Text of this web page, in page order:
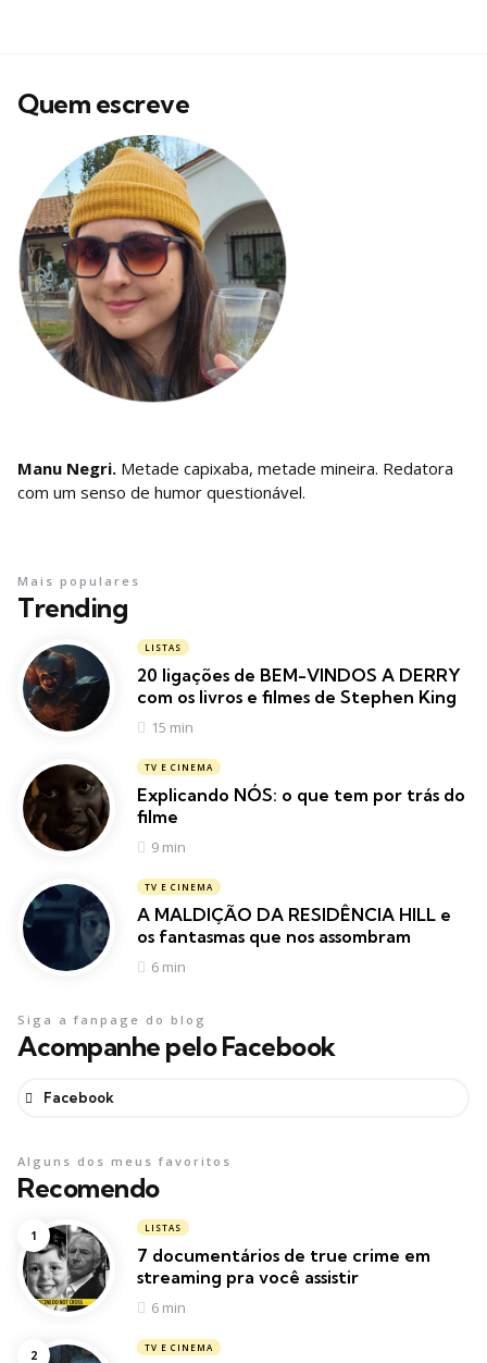
Quem escreve
Manu Negri. Metade capixaba, metade mineira. Redatora
com um senso de humor questionável.
Trending
Mais populares
LISTAS
20 ligações de BEM-VINDOS A DERRY
com os livros e filmes de Stephen King
15 min
TV E CINEMA
Explicando NÓS: o que tem por trás do
filme
9 min
TV E CINEMA
A MALDIÇÃO DA RESIDÊNCIA HILL e
os fantasmas que nos assombram
6 min
Acompanhe pelo Facebook
Siga a fanpage do blog
Facebook
Recomendo
Alguns dos meus favoritos
LISTAS
7 documentários de true crime em
streaming pra você assistir
6 min
TV E CINEMA